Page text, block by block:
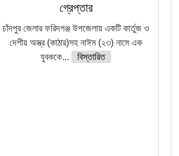
গ্রেপ্তার
চাঁদপুর জেলার ফরিদগঞ্জ উপজেলায় একটি কার্তুজ ও
দেশীয় অস্ত্র (কাঠার)সহ নাঈম (২৩) নামে এক
যুবককে...
বিস্তারিত